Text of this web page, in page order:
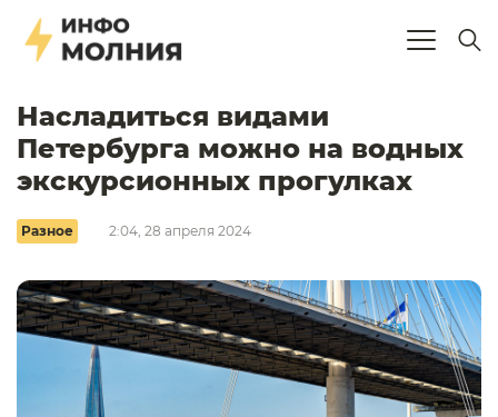
Насладиться видами
Петербурга можно на водных
экскурсионных прогулках
Разное 2:04, 28 апреля 2024